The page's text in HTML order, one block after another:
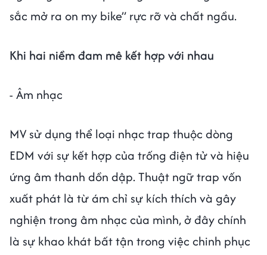
sắc mở ra on my bike” rực rỡ và chất ngầu.
Khi hai niềm đam mê kết hợp với nhau
- Âm nhạc
MV sử dụng thể loại nhạc trap thuộc dòng
EDM với sự kết hợp của trống điện tử và hiệu
ứng âm thanh dồn dập. Thuật ngữ trap vốn
xuất phát là từ ám chỉ sự kích thích và gây
nghiện trong âm nhạc của mình, ở đây chính
là sự khao khát bất tận trong việc chinh phục